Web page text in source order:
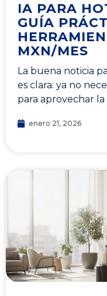
IA PARA
GUÍA
MXN/MES
La buena noticia
es clara: ya no
para aprovechar
enero 21, 2026